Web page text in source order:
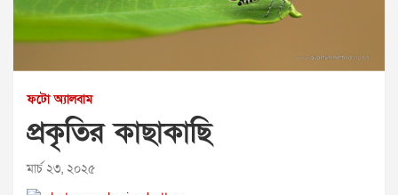
ফটো অ্যালবাম
প্রকৃতির কাছাকাছি
মার্চ ২৩, ২০২৫